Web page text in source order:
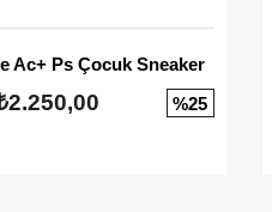
Ac+ Ps Çocuk Sneaker
%25